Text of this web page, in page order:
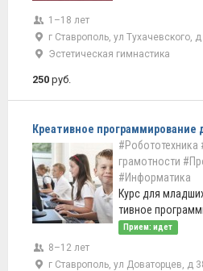
1–18 лет
г Ставрополь, ул Тухачевского, д
Эстетическая гимнастика
250 руб.
Креа­тивное програм­мирование
#Робототехника
грамотности
#Информатика
Курс для
тивное
Прием: идет
8–12 лет
г Ставрополь, ул Доваторцев, д